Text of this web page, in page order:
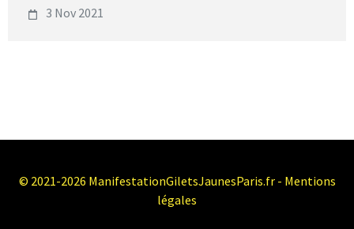
3 Nov 2021
© 2021-2026 ManifestationGiletsJaunesParis.fr - Mentions
légales